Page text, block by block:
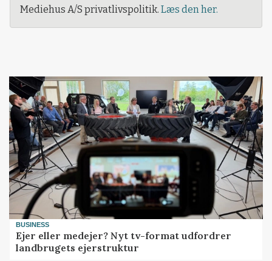
Mediehus A/S privatlivspolitik. Læs den her.
BUSINESS
Ejer eller medejer? Nyt tv-format udfordrer
landbrugets ejerstruktur